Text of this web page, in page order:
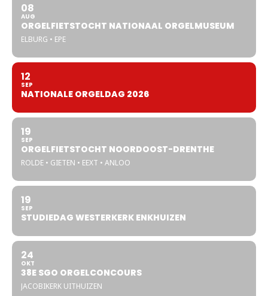
08
AUG
ORGELFIETSTOCHT NATIONAAL ORGELMUSEUM
ELBURG • EPE
12
SEP
NATIONALE ORGELDAG 2026
19
SEP
ORGELFIETSTOCHT NOORDOOST-DRENTHE
ROLDE • GIETEN • EEXT • ANLOO
19
SEP
STUDIEDAG WESTERKERK ENKHUIZEN
24
OKT
38E SGO ORGELCONCOURS
JACOBIKERK UITHUIZEN